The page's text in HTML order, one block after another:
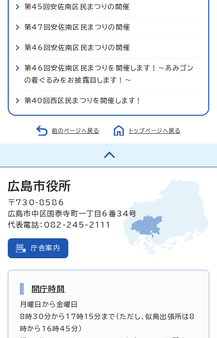
第45回安佐南区民まつりの開催
第47回安佐南区民まつりの開催
第46回安佐南区民まつりの開催
第46回安佐南区民まつりを開催します！～あみゴン
の着ぐるみをお披露目します！～
第40回西区民まつりを開催します！
前のページへ戻る トップページへ戻る
広島市役所
〒730-8586
広島市中区国泰寺町一丁目6番34号
代表電話：082-245-2111
庁舎案内
開庁時間
月曜日から金曜日
8時30分から17時15分まで（ただし、似島出張所は8
時から16時45分）